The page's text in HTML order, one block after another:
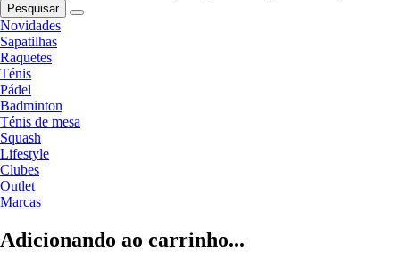
Pesquisar
Novidades
Sapatilhas
Raquetes
Ténis
Pádel
Badminton
Ténis de mesa
Squash
Lifestyle
Clubes
Outlet
Marcas
Adicionando ao carrinho...